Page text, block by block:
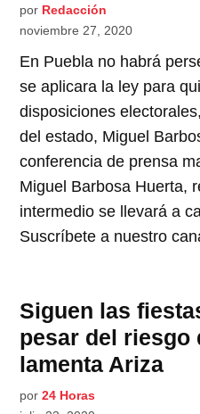
por Redacción
noviembre 27, 2020
En Puebla no habrá
se aplicara la ley para
disposiciones
del estado, Miguel
conferencia de prensa
Miguel Barbosa Huerta,
intermedio se llevará a
Suscríbete a nuestro
Siguen las
pesar del riesgo
lamenta Ariza
por 24 Horas